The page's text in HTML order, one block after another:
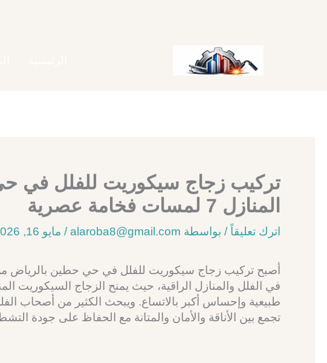
تركيب زجاج سيكوريت للفلل في
المنازل 7 لمسات فخامة عصرية
اترك تعليقاً / بواسطة alaroba8@gmail.com
/ مايو 16, 2026
أصبح تركيب زجاج سيكوريت للفلل في حي حطين بالرياض من
في الفلل والمنازل الراقية، حيث يمنح الزجاج السيكوريت
طبيعية وإحساس أكبر بالاتساع. ويبحث الكثير من أصحاب
تجمع بين الأناقة والأمان والمتانة مع الحفاظ على جودة